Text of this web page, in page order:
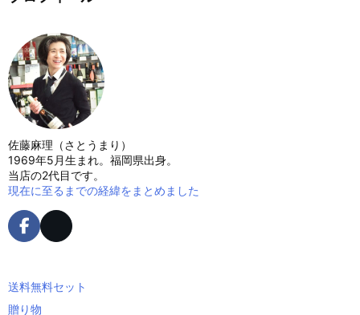
佐藤麻理（さとうまり）
1969年5月生まれ。福岡県出身。
当店の2代目です。
現在に至るまでの経緯をまとめました
送料無料セット
贈り物